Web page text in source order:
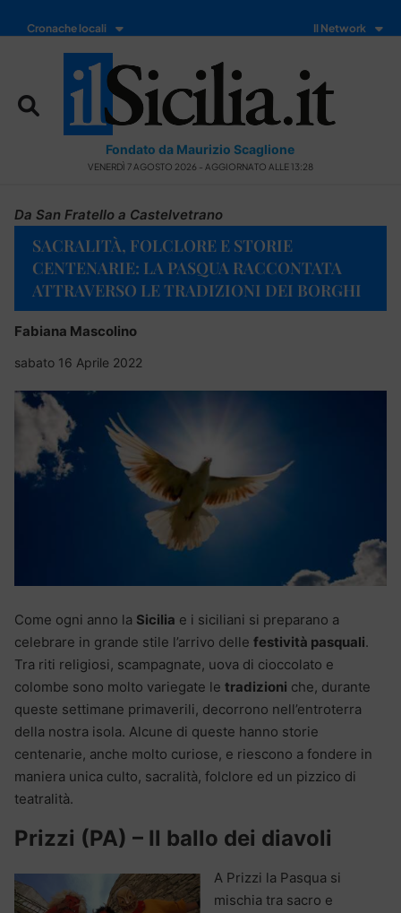
Cronache locali Il Network
Fondato da Maurizio Scaglione
VENERDÌ 7 AGOSTO 2026 - AGGIORNATO ALLE 13:28
Da San Fratello a Castelvetrano
SACRALITÀ, FOLCLORE E STORIE
CENTENARIE: LA PASQUA RACCONTATA
ATTRAVERSO LE TRADIZIONI DEI BORGHI
Fabiana Mascolino
sabato 16 Aprile 2022
Come ogni anno la Sicilia e i siciliani si preparano a
celebrare in grande stile l’arrivo delle festività pasquali.
Tra riti religiosi, scampagnate, uova di cioccolato e
colombe sono molto variegate le tradizioni che, durante
queste settimane primaverili, decorrono nell’entroterra
della nostra isola. Alcune di queste hanno storie
centenarie, anche molto curiose, e riescono a fondere in
maniera unica culto, sacralità, folclore ed un pizzico di
teatralità.
Prizzi (PA) – Il ballo dei diavoli
A Prizzi la Pasqua si
mischia tra sacro e